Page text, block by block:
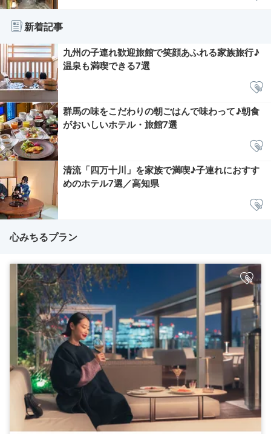
新着記事
九州の子連れ歓迎旅館で笑顔あふれる家族旅行♪
温泉も満喫できる7選
群馬の味をこだわりの朝ごはんで味わって♪朝食
がおいしいホテル・旅館7選
清流「四万十川」を家族で満喫♪子連れにおすす
めのホテル7選／高知県
心みちるプラン